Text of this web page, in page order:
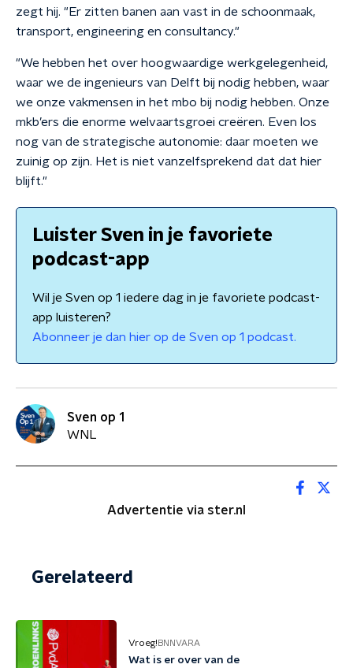
zegt hij. "Er zitten banen aan vast in de schoonmaak,
transport, engineering en consultancy."
"We hebben het over hoogwaardige werkgelegenheid,
waar we de ingenieurs van Delft bij nodig hebben, waar
we onze vakmensen in het mbo bij nodig hebben. Onze
mkb’ers die enorme welvaartsgroei creëren. Even los
nog van de strategische autonomie: daar moeten we
zuinig op zijn. Het is niet vanzelfsprekend dat dat hier
blijft."
Luister Sven in je favoriete
podcast-app
Wil je Sven op 1 iedere dag in je favoriete podcast-
app luisteren?
Abonneer je dan hier op de Sven op 1 podcast.
Sven op 1
WNL
Advertentie via ster.nl
Gerelateerd
Vroeg! BNNVARA
Wat is er over van de